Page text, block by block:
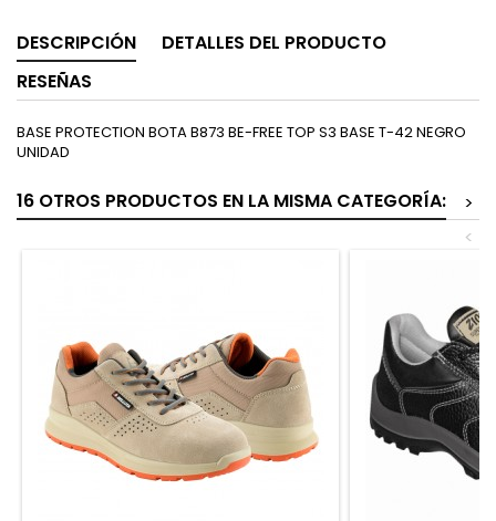
DESCRIPCIÓN
DETALLES DEL PRODUCTO
RESEÑAS
BASE PROTECTION BOTA B873 BE-FREE TOP S3 BASE T-42 NEGRO
UNIDAD
16 OTROS PRODUCTOS EN LA MISMA CATEGORÍA:
>
<